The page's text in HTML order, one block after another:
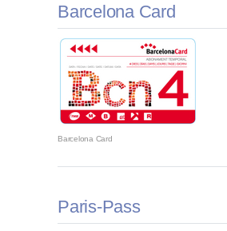
Barcelona Card
Barcelona Card
Paris-Pass